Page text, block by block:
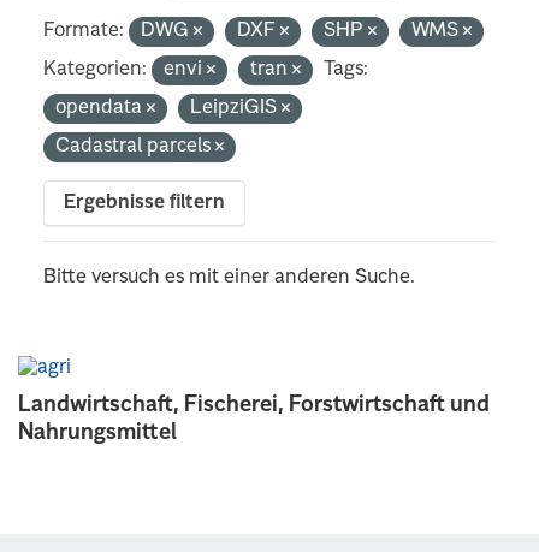
Landwirtschaft, Fischerei, Forstwirtschaft und
Nahrungsmittel
Formate: DWG DXF SHP
WMS
Kategorien:
envi tran
Tags:
opendata
LeipziGIS
Cadastral parcels
Ergebnisse filtern
Bitte versuch es mit einer anderen Suche.